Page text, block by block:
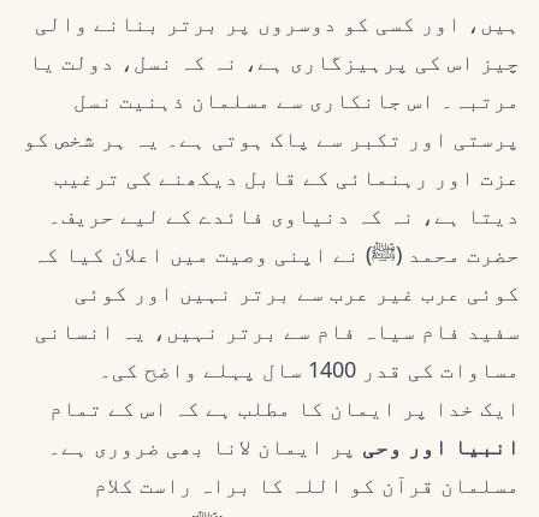
ہیں، اور کسی کو دوسروں پر برتر بنانے والی
چیز اس کی پرہیزگاری ہے، نہ کہ نسل، دولت یا
مرتبہ۔ اس جانکاری سے مسلمان ذہنیت نسل
پرستی اور تکبر سے پاک ہوتی ہے۔ یہ ہر شخص کو
عزت اور رہنمائی کے قابل دیکھنے کی ترغیب
دیتا ہے، نہ کہ دنیاوی فائدے کے لیے حریف۔
حضرت محمد (ﷺ) نے اپنی وصیت میں اعلان کیا کہ
کوئی عرب غیر عرب سے برتر نہیں اور کوئی
سفید فام سیاہ فام سے برتر نہیں، یہ انسانی
مساوات کی قدر 1400 سال پہلے واضح کی۔
ایک خدا پر ایمان کا مطلب ہے کہ اس کے تمام
انبیا اور وحی پر ایمان لانا بھی ضروری ہے۔
مسلمان قرآن کو اللہ کا براہ راست کلام